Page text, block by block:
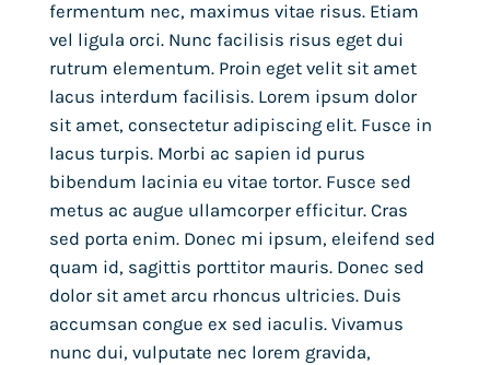
fermentum nec, maximus vitae risus. Etiam
vel ligula orci. Nunc facilisis risus eget dui
rutrum elementum. Proin eget velit sit amet
lacus interdum facilisis. Lorem ipsum dolor
sit amet, consectetur adipiscing elit. Fusce in
lacus turpis. Morbi ac sapien id purus
bibendum lacinia eu vitae tortor. Fusce sed
metus ac augue ullamcorper efficitur. Cras
sed porta enim. Donec mi ipsum, eleifend sed
quam id, sagittis porttitor mauris. Donec sed
dolor sit amet arcu rhoncus ultricies. Duis
accumsan congue ex sed iaculis. Vivamus
nunc dui, vulputate nec lorem gravida,